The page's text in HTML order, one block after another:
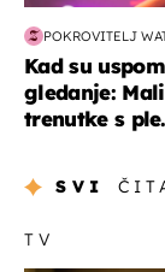
POKROVITELJ
Kad su
gledanje:
trenutke s
SVI
TV